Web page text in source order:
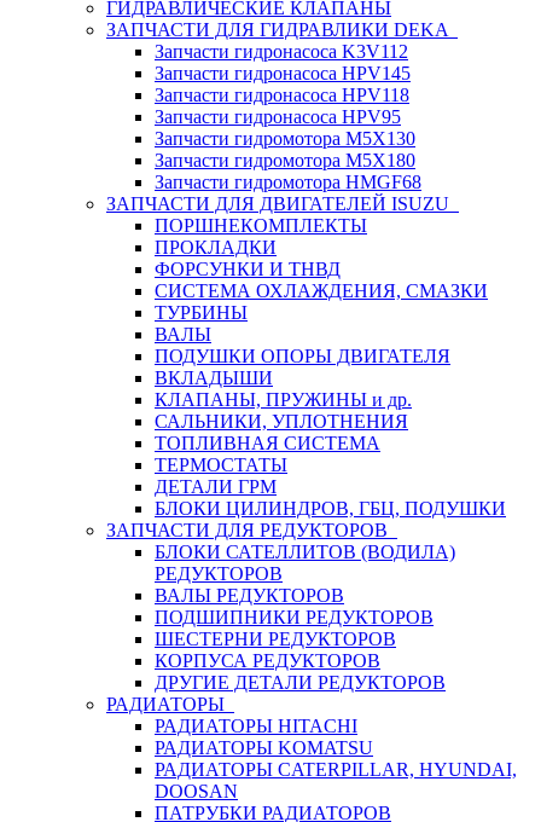
ГИДРАВЛИЧЕСКИЕ КЛАПАНЫ
ЗАПЧАСТИ ДЛЯ ГИДРАВЛИКИ DEKA
Запчасти гидронасоса K3V112
Запчасти гидронасоса HPV145
Запчасти гидронасоса HPV118
Запчасти гидронасоса HPV95
Запчасти гидромотора M5X130
Запчасти гидромотора M5X180
Запчасти гидромотора HMGF68
ЗАПЧАСТИ ДЛЯ ДВИГАТЕЛЕЙ ISUZU
ПОРШНЕКОМПЛЕКТЫ
ПРОКЛАДКИ
ФОРСУНКИ И ТНВД
СИСТЕМА ОХЛАЖДЕНИЯ, СМАЗКИ
ТУРБИНЫ
ВАЛЫ
ПОДУШКИ ОПОРЫ ДВИГАТЕЛЯ
ВКЛАДЫШИ
КЛАПАНЫ, ПРУЖИНЫ и др.
САЛЬНИКИ, УПЛОТНЕНИЯ
ТОПЛИВНАЯ СИСТЕМА
ТЕРМОСТАТЫ
ДЕТАЛИ ГРМ
БЛОКИ ЦИЛИНДРОВ, ГБЦ, ПОДУШКИ
ЗАПЧАСТИ ДЛЯ РЕДУКТОРОВ
БЛОКИ САТЕЛЛИТОВ (ВОДИЛА)
РЕДУКТОРОВ
ВАЛЫ РЕДУКТОРОВ
ПОДШИПНИКИ РЕДУКТОРОВ
ШЕСТЕРНИ РЕДУКТОРОВ
КОРПУСА РЕДУКТОРОВ
ДРУГИЕ ДЕТАЛИ РЕДУКТОРОВ
РАДИАТОРЫ
РАДИАТОРЫ HITACHI
РАДИАТОРЫ KOMATSU
РАДИАТОРЫ CATERPILLAR, HYUNDAI,
DOOSAN
ПАТРУБКИ РАДИАТОРОВ